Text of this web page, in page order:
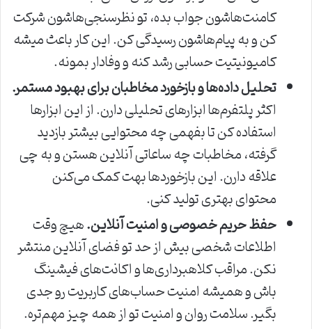
کامنت‌هاشون جواب بده، تو نظرسنجی‌هاشون شرکت
کن و به پیام‌هاشون رسیدگی کن. این کار باعث میشه
کامیونیتیت حسابی رشد کنه و وفادار بمونه.
تحلیل داده‌ها و بازخورد مخاطبان برای بهبود مستمر.
اکثر پلتفرم‌ها ابزارهای تحلیلی دارن. از این ابزارها
استفاده کن تا بفهمی چه محتوایی بیشتر بازدید
گرفته، مخاطبات چه ساعاتی آنلاین هستن و به چی
علاقه دارن. این بازخوردها بهت کمک می‌کنن
محتوای بهتری تولید کنی.
حفظ حریم خصوصی و امنیت آنلاین.هیچ وقت
اطلاعات شخصی بیش از حد تو فضای آنلاین منتشر
نکن. مراقب کلاهبرداری‌ها و اکانت‌های فیشینگ
باش و همیشه امنیت حساب‌های کاربریت رو جدی
بگیر. سلامت روان و امنیت تو از همه چیز مهم‌تره.